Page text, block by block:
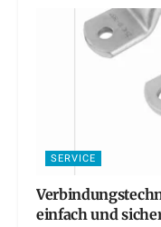
SERVICE
einfach und